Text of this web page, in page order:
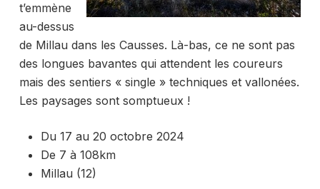
t’emmène
au-dessus
de Millau dans les Causses. Là-bas, ce ne sont pas
des longues bavantes qui attendent les coureurs
mais des sentiers « single » techniques et vallonées.
Les paysages sont somptueux !
Du 17 au 20 octobre 2024
De 7 à 108km
Millau (12)